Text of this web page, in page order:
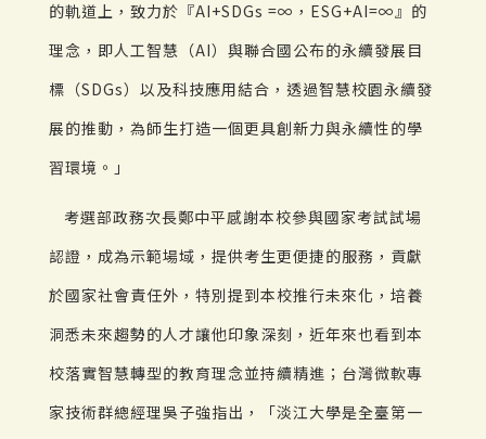
的軌道上，致力於『AI+SDGs =∞，ESG+AI=∞』的
理念，即人工智慧（AI）與聯合國公布的永續發展目
標（SDGs）以及科技應用結合，透過智慧校園永續發
展的推動，為師生打造一個更具創新力與永續性的學
習環境。」
考選部政務次長鄭中平感謝本校參與國家考試試場
認證，成為示範場域，提供考生更便捷的服務，貢獻
於國家社會責任外，特別提到本校推行未來化，培養
洞悉未來趨勢的人才讓他印象深刻，近年來也看到本
校落實智慧轉型的教育理念並持續精進；台灣微軟專
家技術群總經理吳子強指出，「淡江大學是全臺第一